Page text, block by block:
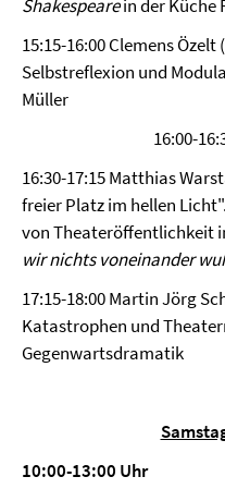
Shakespearein der Küche
15:15-16:00 Clemens
Selbstreflexion und
Müller
16:00-
16:30-17:15 Matthias
freier Platz im hellen
von Theateröffentlichkeit
wir nichtsvoneinander
17:15-18:00 Martin Jörg
Katastrophen und
Gegenwartsdramatik
10:00-13:00 Uhr